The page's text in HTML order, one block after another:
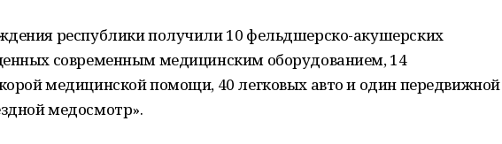
республики получили 10 фельдшерско-акушерских
современным медицинским оборудованием, 14
медицинской помощи, 40 легковых авто и один передвижной
медосмотр».